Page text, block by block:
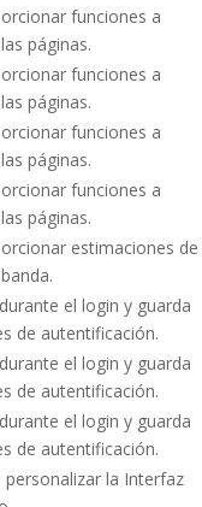
funciones a
páginas.
funciones a
páginas.
funciones a
páginas.
funciones a
páginas.
estimaciones de
el login y guarda
de autentificación.
el login y guarda
de autentificación.
el login y guarda
de autentificación.
personalizar la Interfaz